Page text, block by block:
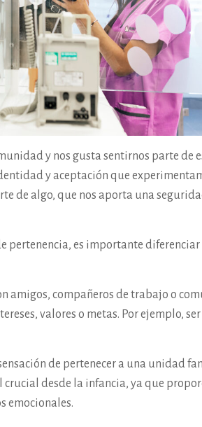
y nos gusta sentirnos parte de
y aceptación que
de algo, que nos aporta una
pertenencia, es importante
amigos, compañeros de trabajo o
valores o metas. Por ejemplo,
de pertenecer a una unidad
desde la infancia, ya que
emocionales.